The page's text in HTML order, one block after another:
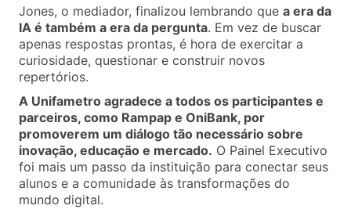
Jones, o mediador, finalizou lembrando que a era da
IA é também a era da pergunta. Em vez de buscar
apenas respostas prontas, é hora de exercitar a
curiosidade, questionar e construir novos
repertórios.
A Unifametro agradece a todos os participantes e
parceiros, como Rampap e OniBank, por
promoverem um diálogo tão necessário sobre
inovação, educação e mercado. O Painel Executivo
foi mais um passo da instituição para conectar seus
alunos e a comunidade às transformações do
mundo digital.